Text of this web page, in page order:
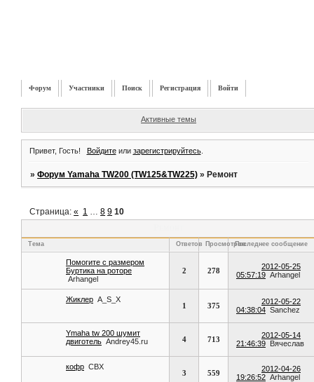
Форум Участники Поиск Регистрация Войти
Активные темы
Привет, Гость! Войдитеили зарегистрируйтесь.
»Форум Yamaha TW200 (TW125&TW225) »Ремонт
Страница:« 1 … 8 9 10
Тема Ответов ПросмотровПоследнее сообщение
Помогите с размером
Буртика на роторе
Arhangel
2 278
2012-05-25
05:57:19 Arhangel
Жиклер A_S_X
1 375
2012-05-22
04:38:04 Sanchez
Ymaha tw 200 шумит
двиготель Andrey45.ru 4 713
2012-05-14
21:46:39 Вячеслав
кофр CBX
3 559
2012-04-26
19:26:52 Arhangel